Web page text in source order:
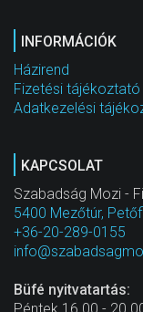
INFORMÁCIÓK
Házirend
Fizetési tájékoztató
Adatkezelési
KAPCSOLAT
Szabadság Mozi -
5400 Mezőtúr,
+36-20-289-0155
Büfé nyitvatartás: